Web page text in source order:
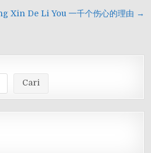
Xin De Li You 一千个伤心的理由 →
Cari